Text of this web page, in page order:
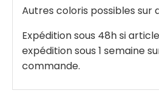
Autres coloris possibles sur
Expédition sous 48h si
expédition sous 1 semaine
commande.